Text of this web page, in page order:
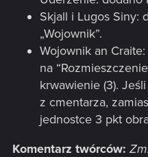
Skjall i Lugos Siny:
„Wojownik”.
Wojownik an
na
krwawienie (3).
z cmentarza,
jednostce 3 pkt
Komentarz twórców: